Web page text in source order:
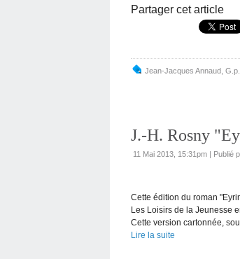
Partager cet article
Jean-Jacques Annaud G.p.
J.-H. Rosny
11 Mai 2013, 15:31pm | Publié
Cette édition du roman
Les Loisirs de la Jeunesse
Cette version cartonnée,
Lire la suite